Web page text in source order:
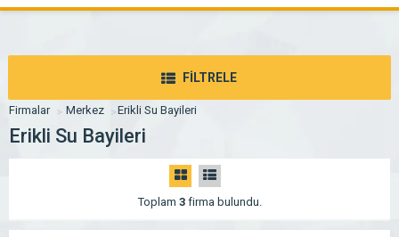
FİLTRELE
Firmalar Merkez Erikli Su Bayileri
Erikli Su Bayileri
Toplam 3firma bulundu.